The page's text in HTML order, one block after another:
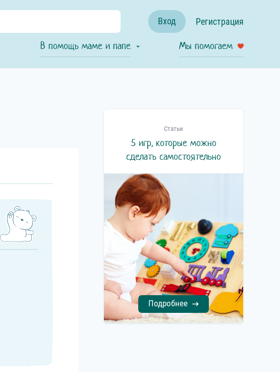
В помощь маме и папе Мы помогаем
Регистрация
Вход
Статьи
5 игр, которые можно
сделать самостоятельно
Подробнее